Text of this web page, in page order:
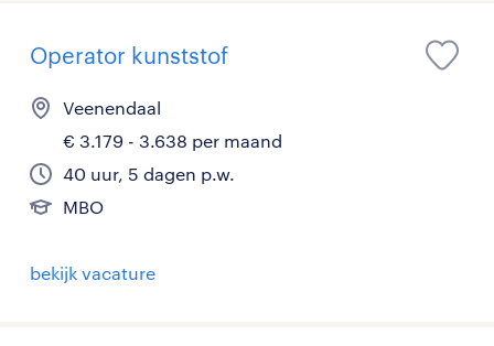
Operator kunststof
Veenendaal
€ 3.179 - 3.638 per maand
40 uur, 5 dagen p.w.
MBO
bekijk vacature